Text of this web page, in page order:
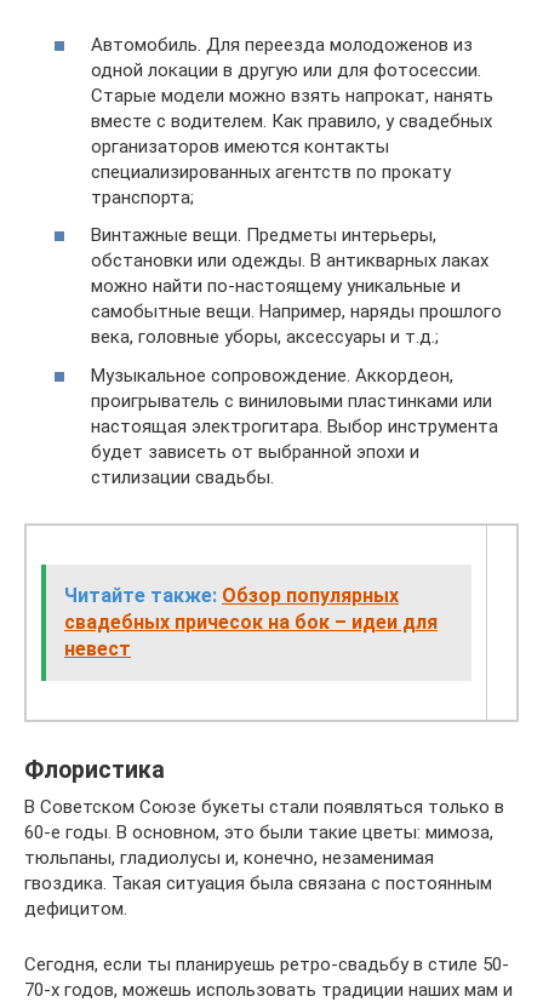
Автомобиль. Для переезда молодоженов из
одной локации в другую или для фотосессии.
Старые модели можно взять напрокат, нанять
вместе с водителем. Как правило, у свадебных
организаторов имеются контакты
специализированных агентств по прокату
транспорта;
Винтажные вещи. Предметы интерьеры,
обстановки или одежды. В антикварных лаках
можно найти по-настоящему уникальные и
самобытные вещи. Например, наряды прошлого
века, головные уборы, аксессуары и т.д.;
Музыкальное сопровождение. Аккордеон,
проигрыватель с виниловыми пластинками или
настоящая электрогитара. Выбор инструмента
будет зависеть от выбранной эпохи и
стилизации свадьбы.
Читайте также: Обзор популярных
свадебных причесок на бок – идеи для
невест
Флористика
В Советском Союзе букеты стали появляться только в
60-е годы. В основном, это были такие цветы: мимоза,
тюльпаны, гладиолусы и, конечно, незаменимая
гвоздика. Такая ситуация была связана с постоянным
дефицитом.
Сегодня, если ты планируешь ретро-свадьбу в стиле 50-
70-х годов, можешь использовать традиции наших мам и